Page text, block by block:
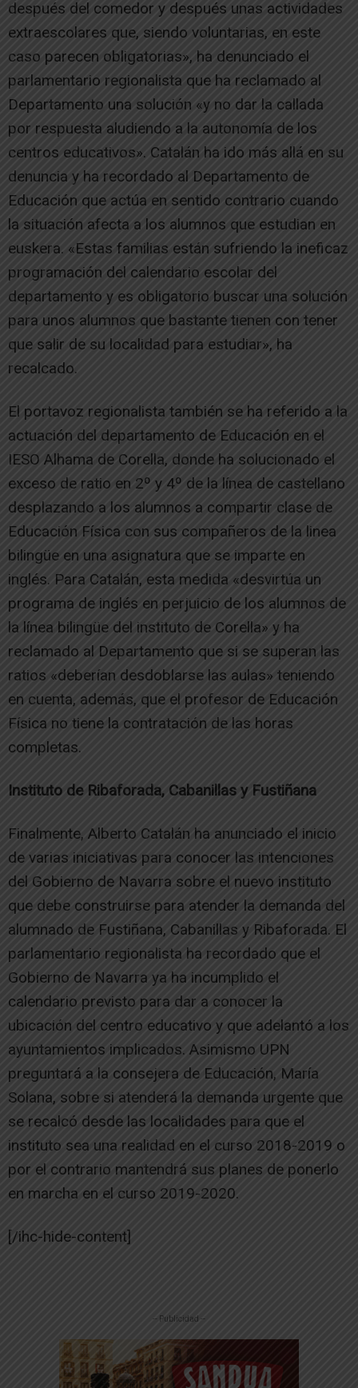
después del comedor y después unas actividades
extraescolares que, siendo voluntarias, en este
caso parecen obligatorias», ha denunciado el
parlamentario regionalista que ha reclamado al
Departamento una solución «y no dar la callada
por respuesta aludiendo a la autonomía de los
centros educativos». Catalán ha ido más allá en su
denuncia y ha recordado al Departamento de
Educación que actúa en sentido contrario cuando
la situación afecta a los alumnos que estudian en
euskera. «Estas familias están sufriendo la ineficaz
programación del calendario escolar del
departamento y es obligatorio buscar una solución
para unos alumnos que bastante tienen con tener
que salir de su localidad para estudiar», ha
recalcado.
El portavoz regionalista también se ha referido a la
actuación del departamento de Educación en el
IESO Alhama de Corella, donde ha solucionado el
exceso de ratio en 2º y 4º de la línea de castellano
desplazando a los alumnos a compartir clase de
Educación Física con sus compañeros de la linea
bilingüe en una asignatura que se imparte en
inglés. Para Catalán, esta medida «desvirtúa un
programa de inglés en perjuicio de los alumnos de
la línea bilingüe del instituto de Corella» y ha
reclamado al Departamento que si se superan las
ratios «deberían desdoblarse las aulas» teniendo
en cuenta, además, que el profesor de Educación
Física no tiene la contratación de las horas
completas.
Instituto de Ribaforada, Cabanillas y Fustiñana
Finalmente, Alberto Catalán ha anunciado el inicio
de varias iniciativas para conocer las intenciones
del Gobierno de Navarra sobre el nuevo instituto
que debe construirse para atender la demanda del
alumnado de Fustiñana, Cabanillas y Ribaforada. El
parlamentario regionalista ha recordado que el
Gobierno de Navarra ya ha incumplido el
calendario previsto para dar a conocer la
ubicación del centro educativo y que adelantó a los
ayuntamientos implicados. Asimismo UPN
preguntará a la consejera de Educación, María
Solana, sobre si atenderá la demanda urgente que
se recalcó desde las localidades para que el
instituto sea una realidad en el curso 2018-2019 o
por el contrario mantendrá sus planes de ponerlo
en marcha en el curso 2019-2020.
[/ihc-hide-content]
-- Publicidad --